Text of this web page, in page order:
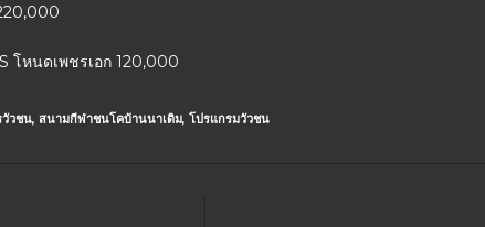
โหนดเพชรเอก 120,000
วัวชน, สนามกีฬาชนโคบ้านนาเดิม, โปรแกรมวัวชน